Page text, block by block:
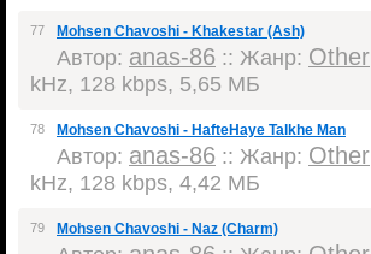
77 Mohsen Chavoshi - Khakestar (Ash)
Автор: anas-86 :: Жанр: Other
kHz, 128 kbps, 5,65 МБ
78 Mohsen Chavoshi - HafteHaye Talkhe Man
Автор: anas-86 :: Жанр: Other
kHz, 128 kbps, 4,42 МБ
79 Mohsen Chavoshi - Naz (Charm)